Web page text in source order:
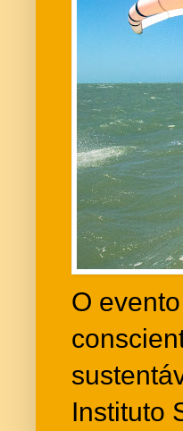
O
Instituto